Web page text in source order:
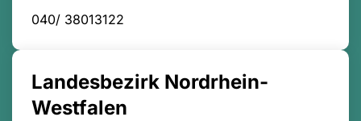
040/ 38013122
Landesbezirk Nordrhein-
Westfalen